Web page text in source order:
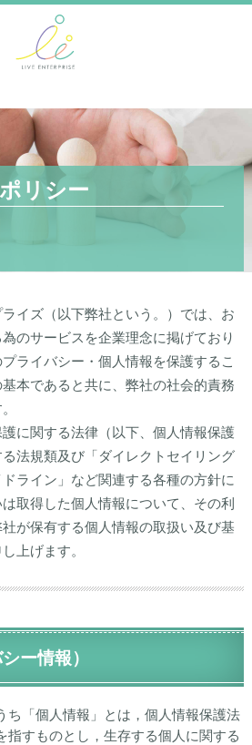
リシー
ライズ（以下弊社という。）では、お
のサービスを企業理念に掲げており
ライバシー・個人情報を保護するこ
本であると共に、弊社の社会的責務
に関する法律（以下、個人情報保護
法規類及び「ダイレクトセイリング
ライン」など関連する各種の方針に
取得した個人情報について、その利
が保有する個人情報の取扱い及び基
上げます。
ー情報）
ち「個人情報」とは，個人情報保護法
指すものとし，生存する個人に関する